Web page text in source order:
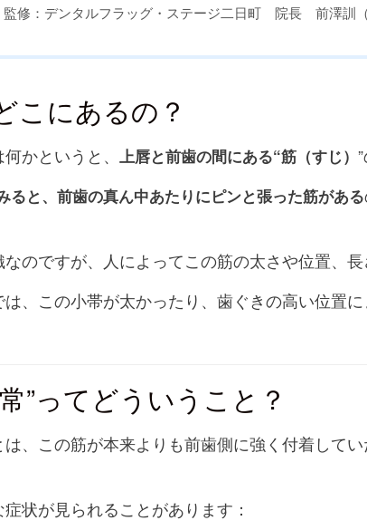
監修：デンタルフラッグ・ステージ二日町 院長 前澤訓（
こにあるの？
かというと、 上唇と前歯の間にある“筋（すじ）
ると、前歯の真ん中あたりにピンと張った筋がある
のですが、人によってこの筋の太さや位置、長
、この小帯が太かったり、歯ぐきの高い位置
”ってどういうこと？
は、この筋が本来よりも前歯側に強く付着して
状が見られることがあります：